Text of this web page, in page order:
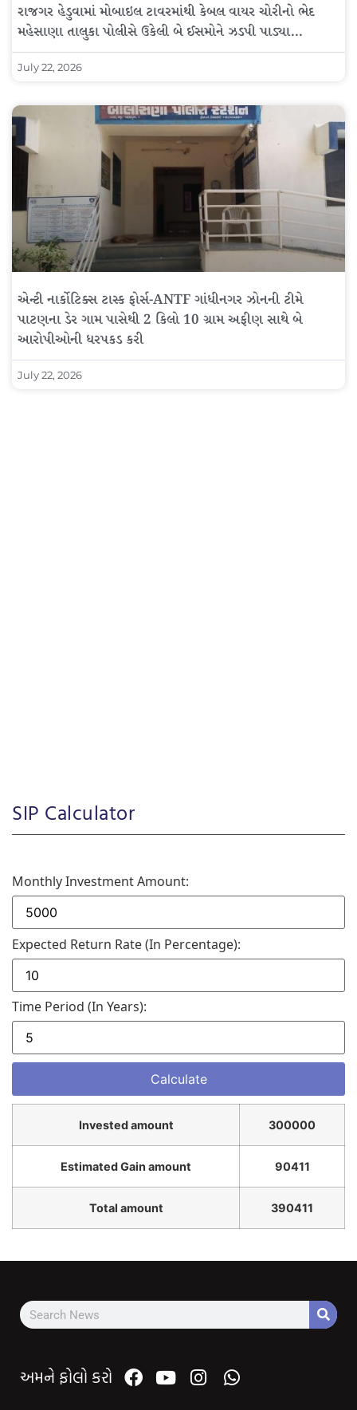
રાજગર હેડુવામાં મોબાઇલ ટાવરમાંથી કેબલ વાયર ચોરીનો ભેદ
મહેસાણા તાલુકા પોલીસે ઉકેલી બે ઈસમોને ઝડપી પાડ્યા…
July 22, 2026
એન્ટી નાર્કોટિક્સ ટાસ્ક ફોર્સ-ANTF ગાંધીનગર ઝોનની ટીમે
પાટણના ડેર ગામ પાસેથી 2 કિલો 10 ગ્રામ અફીણ સાથે બે
આરોપીઓની ધરપકડ કરી
July 22, 2026
SIP Calculator
Monthly Investment Amount:
Expected Return Rate (in Percentage):
Time Period (in Years):
Invested amount 300000
Estimated Gain amount 90411
Total amount 390411
અમને ફોલો કરો